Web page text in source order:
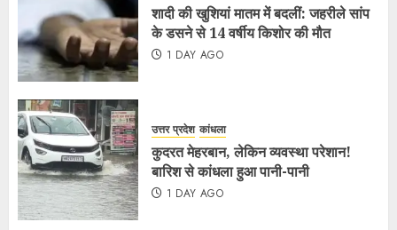
शादी की खुशियां मातम में बदलीं: जहरीले सांप
के डसने से 14 वर्षीय किशोर की मौत
1 DAY AGO
उत्तर प्रदेश कांधला
कुदरत मेहरबान, लेकिन व्यवस्था परेशान!
बारिश से कांधला हुआ पानी-पानी
1 DAY AGO